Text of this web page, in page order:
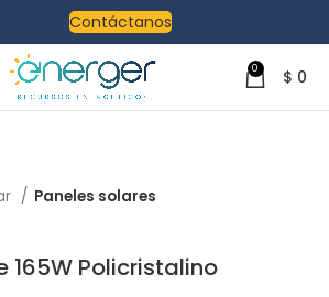
Contáctanos
0 $ 0
Paneles solares
165W Policristalino